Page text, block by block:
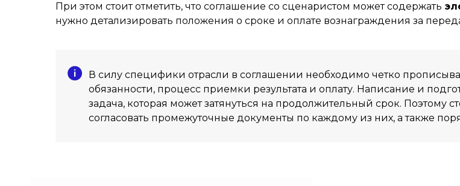
При этом стоит отметить, что соглашение со сценаристом может содержать
нужно детализировать положения о сроке и оплате вознаграждения за
В силу специфики отрасли в соглашении необходимо четко
обязанности, процесс приемки результата и оплату. Написание и
задача, которая может затянуться на продолжительный срок. Поэтому
согласовать промежуточные документы по каждому из них, а также